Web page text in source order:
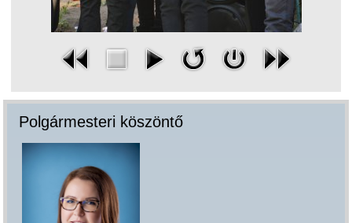
Polgármesteri köszöntő